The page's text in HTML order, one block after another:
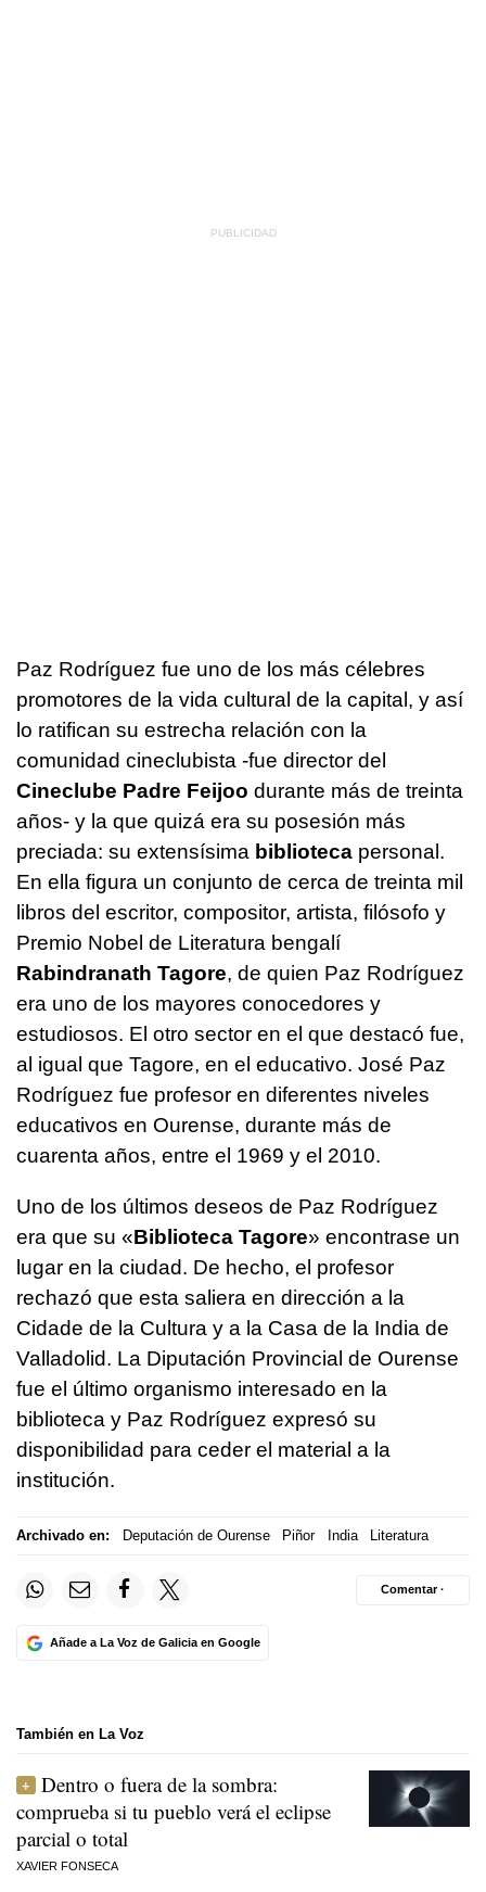
Paz Rodríguez fue uno de los más célebres
promotores de la vida cultural de la capital, y así
lo ratifican su estrecha relación con la
comunidad cineclubista -fue director del
Cineclube Padre Feijoo durante más de treinta
años- y la que quizá era su posesión más
preciada: su extensísima biblioteca personal.
En ella figura un conjunto de cerca de treinta mil
libros del escritor, compositor, artista, filósofo y
Premio Nobel de Literatura bengalí
Rabindranath Tagore, de quien Paz Rodríguez
era uno de los mayores conocedores y
estudiosos. El otro sector en el que destacó fue,
al igual que Tagore, en el educativo. José Paz
Rodríguez fue profesor en diferentes niveles
educativos en Ourense, durante más de
cuarenta años, entre el 1969 y el 2010.
Uno de los últimos deseos de Paz Rodríguez
era que su «Biblioteca Tagore» encontrase un
lugar en la ciudad. De hecho, el profesor
rechazó que esta saliera en dirección a la
Cidade de la Cultura y a la Casa de la India de
Valladolid. La Diputación Provincial de Ourense
fue el último organismo interesado en la
biblioteca y Paz Rodríguez expresó su
disponibilidad para ceder el material a la
institución.
Archivado en: Deputación de Ourense Piñor India Literatura
Añade a La Voz de Galicia en Google
Comentar ·
También en La Voz
Dentro o fuera de la sombra:
comprueba si tu pueblo verá el eclipse
parcial o total
XAVIER FONSECA